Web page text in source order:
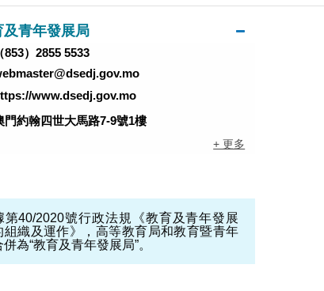
及青年發展局
（853）2855 5533
www.dsedj.gov.mo
門約翰四世大馬路7-9號1樓
+ 更多
第40/2020號行政法規《教育及青年發展
組織及運作》，高等教育局和教育暨青年
併為“教育及青年發展局”。